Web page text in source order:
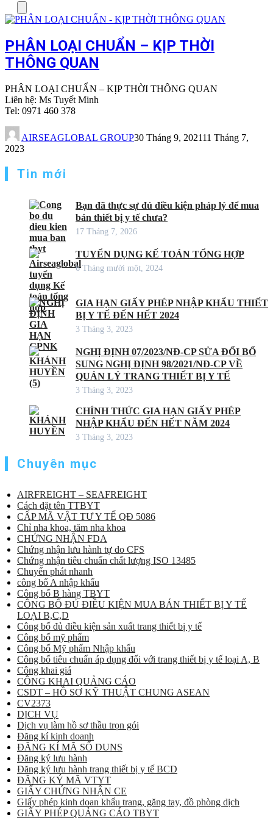
PHÂN LOẠI CHUẨN – KỊP THỜI
THÔNG QUAN
PHÂN LOẠI CHUẨN – KỊP THỜI THÔNG QUAN
Liên hệ: Ms Tuyết Minh
Tel: 0971 460 378
AIRSEAGLOBAL GROUP30 Tháng 9, 202111 Tháng 7,
2023
Tin mới
Bạn đã thực sự đủ điều kiện pháp lý để mua
bán thiết bị y tế chưa?
17 Tháng 7, 2026
TUYỂN DỤNG KẾ TOÁN TỔNG HỢP
6 Tháng mười một, 2024
GIA HẠN GIẤY PHÉP NHẬP KHẨU THIẾT
BỊ Y TẾ ĐẾN HẾT 2024
3 Tháng 3, 2023
NGHỊ ĐỊNH 07/2023/NĐ-CP SỬA ĐỔI BỔ
SUNG NGHỊ ĐỊNH 98/2021/NĐ-CP VỀ
QUẢN LÝ TRANG THIẾT BỊ Y TẾ
3 Tháng 3, 2023
CHÍNH THỨC GIA HẠN GIẤY PHÉP
NHẬP KHẨU ĐẾN HẾT NĂM 2024
3 Tháng 3, 2023
Chuyên mục
AIRFREIGHT – SEAFREIGHT
Cách đặt tên TTBYT
CẤP MÃ VẬT TƯ Y TẾ QĐ 5086
Chỉ nha khoa, tăm nha khoa
CHỨNG NHẬN FDA
Chứng nhận lưu hành tự do CFS
Chứng nhận tiêu chuẩn chất lượng ISO 13485
Chuyển phát nhanh
công bố A nhập khẩu
Công bố B hàng TBYT
CÔNG BỐ ĐỦ ĐIỀU KIỆN MUA BÁN THIẾT BỊ Y TẾ
LOẠI B,C,D
Công bố đủ điều kiện sản xuất trang thiết bị y tế
Công bố mỹ phẩm
Công bố Mỹ phẩm Nhập khẩu
Công bố tiêu chuẩn áp dụng đối với trang thiết bị y tế loại A, B
Công khai giá
CÔNG KHAI QUẢNG CÁO
CSDT – HỒ SƠ KỸ THUẬT CHUNG ASEAN
CV2373
DỊCH VỤ
Dịch vụ làm hồ sơ thầu trọn gói
Đăng kí kinh doanh
ĐĂNG KÍ MÃ SỐ DUNS
Đăng ký lưu hành
Đăng ký lưu hành trang thiết bị y tế BCD
ĐĂNG KÝ MÃ VTYT
GIẤY CHỨNG NHẬN CE
GIấy phép kinh doan khẩu trang, găng tay, đồ phòng dịch
GIẤY PHÉP QUẢNG CÁO TBYT